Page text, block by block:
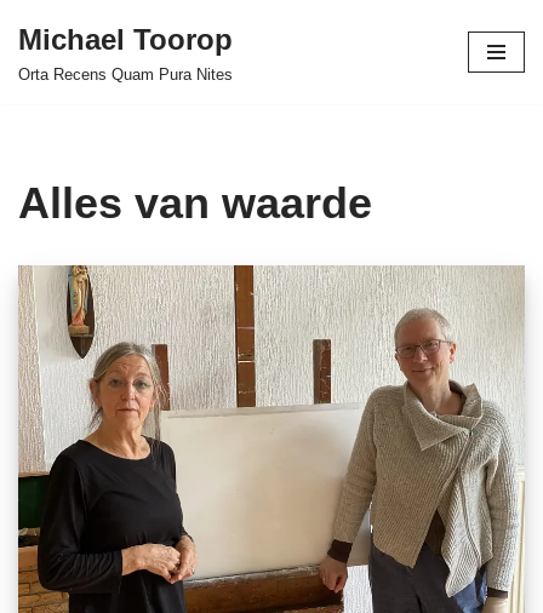
Ga
Michael Toorop
Orta Recens Quam Pura Nites
Alles van waarde